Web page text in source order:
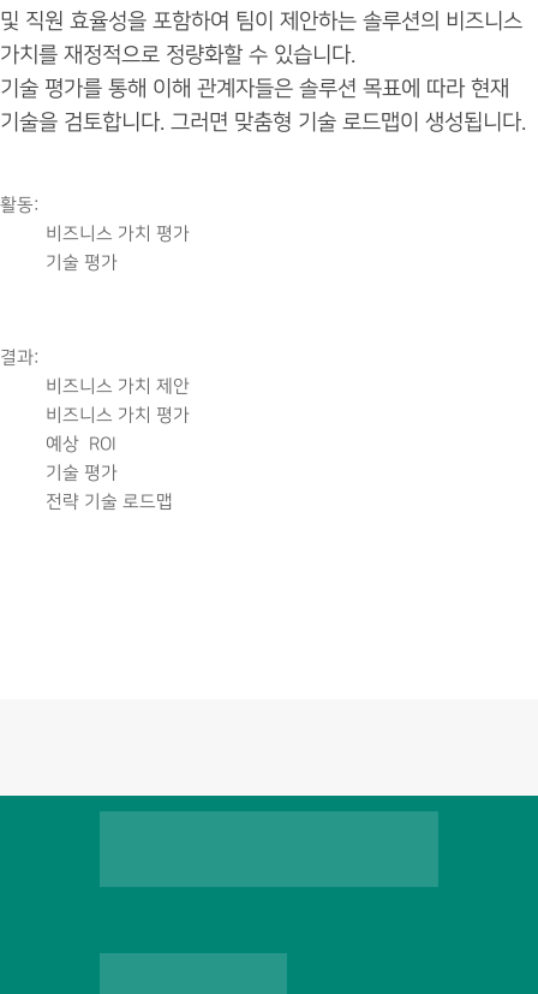
및 직원 효율성을 포함하여 팀이 제안하는 솔루션의 비즈니스
가치를 재정적으로 정량화할 수 있습니다.
기술 평가를 통해 이해 관계자들은 솔루션 목표에 따라 현재
기술을 검토합니다. 그러면 맞춤형 기술 로드맵이 생성됩니다.
활동:
비즈니스 가치 평가
기술 평가
결과:
비즈니스 가치 제안
비즈니스 가치 평가
예상 ROI
기술 평가
전략 기술 로드맵